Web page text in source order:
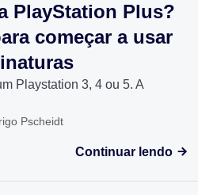
PlayStation Plus?
começar a usar
Playstation 3, 4 ou 5. A
Pscheidt
Continuar lendo